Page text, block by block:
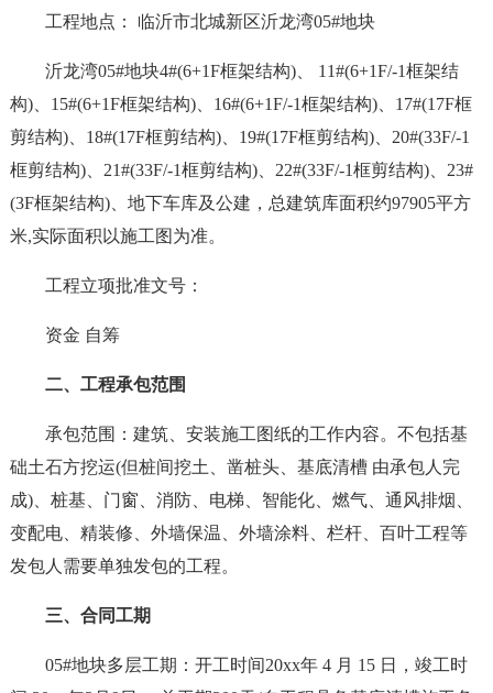
工程地点： 临沂市北城新区沂龙湾05#地块
沂龙湾05#地块4#(6+1F框架结构)、 11#(6+1F/-1框架结
构)、15#(6+1F框架结构)、16#(6+1F/-1框架结构)、17#(17F框
剪结构)、18#(17F框剪结构)、19#(17F框剪结构)、20#(33F/-1
框剪结构)、21#(33F/-1框剪结构)、22#(33F/-1框剪结构)、23#
(3F框架结构)、地下车库及公建，总建筑库面积约97905平方
米,实际面积以施工图为准。
工程立项批准文号：
资金 自筹
二、工程承包范围
承包范围：建筑、安装施工图纸的工作内容。不包括基
础土石方挖运(但桩间挖土、凿桩头、基底清槽 由承包人完
成)、桩基、门窗、消防、电梯、智能化、燃气、通风排烟、
变配电、精装修、外墙保温、外墙涂料、栏杆、百叶工程等
发包人需要单独发包的工程。
三、合同工期
05#地块多层工期：开工时间20xx年 4 月 15 日，竣工时